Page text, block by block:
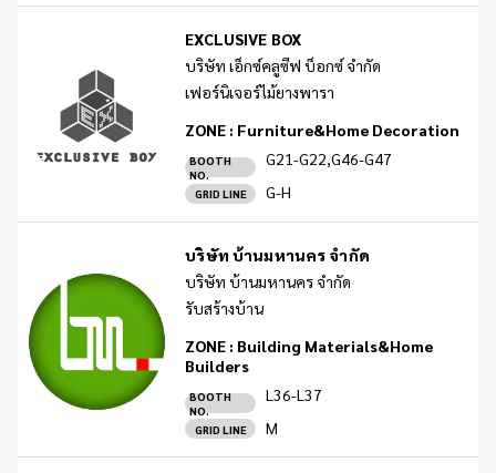
EXCLUSIVE BOX
บริษัท เอ็กซ์คลูซีฟ บ็อกซ์ จำกัด
เฟอร์นิเจอร์ไม้ยางพารา
ZONE : Furniture&Home Decoration
BOOTH
NO.
G21-G22,G46-G47
GRID LINE G-H
บริษัท บ้านมหานคร จำกัด
บริษัท บ้านมหานคร จำกัด
รับสร้างบ้าน
ZONE : Building Materials&Home
Builders
BOOTH
NO.
L36-L37
GRID LINE M